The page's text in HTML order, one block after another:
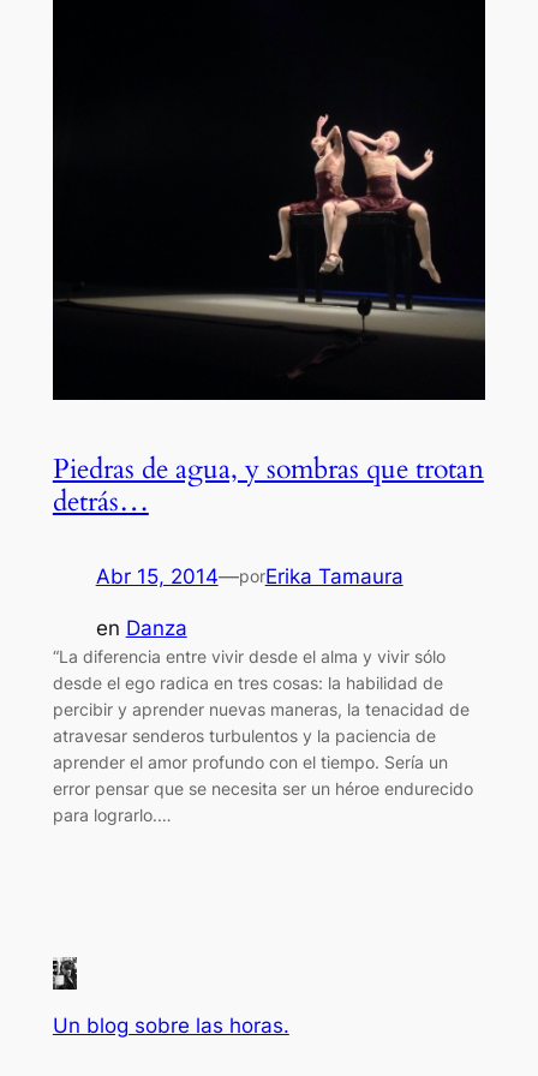
Piedras de agua, y sombras que trotan
detrás…
Abr 15, 2014—porErika Tamaura
en Danza
“La diferencia entre vivir desde el alma y vivir sólo
desde el ego radica en tres cosas: la habilidad de
percibir y aprender nuevas maneras, la tenacidad de
atravesar senderos turbulentos y la paciencia de
aprender el amor profundo con el tiempo. Sería un
error pensar que se necesita ser un héroe endurecido
para lograrlo.…
Un blog sobre las horas.